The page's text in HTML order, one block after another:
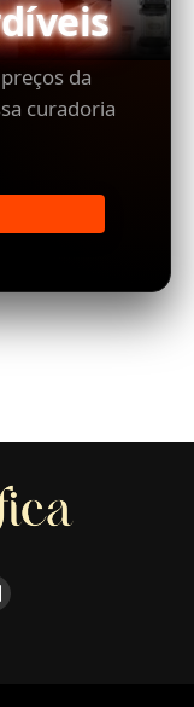
da
curadoria